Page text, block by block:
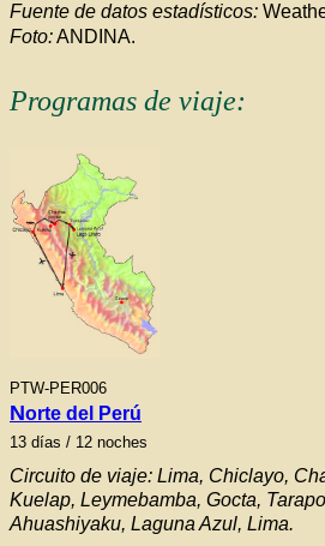
Fuente de datos estadísticos:
Foto:ANDINA.
Programas de viaje:
PTW-PER006
Norte del Perú
13 días / 12 noches
Circuito de viaje: Lima, Chiclayo,
Kuelap, Leymebamba, Gocta,
Ahuashiyaku, Laguna Azul, Lima.